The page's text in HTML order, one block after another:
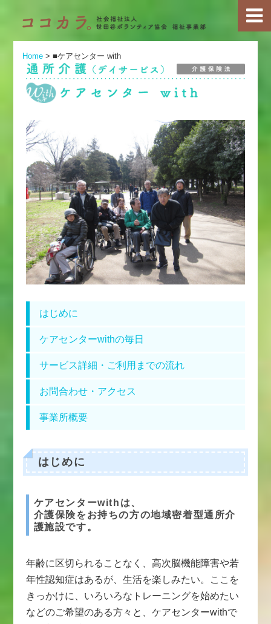
Home >■ケアセンター with
はじめに
ケアセンターwithの毎日
サービス詳細・ご利用までの流れ
お問合わせ・アクセス
事業所概要
はじめに
ケアセンターwithは、
介護保険をお持ちの方の地域密着型通所介
護施設です。
年齢に区切られることなく、高次脳機能障害や若
年性認知症はあるが、生活を楽しみたい。ここを
きっかけに、いろいろなトレーニングを始めたい
などのご希望のある方々と、ケアセンターwithで